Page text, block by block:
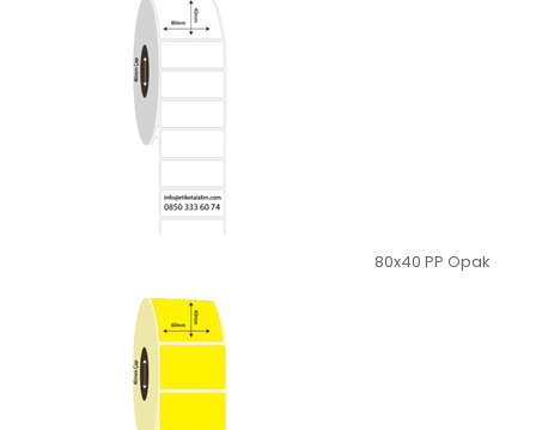
80x40 PP Opak